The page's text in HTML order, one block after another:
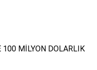
100 MİLYON DOLARLIK